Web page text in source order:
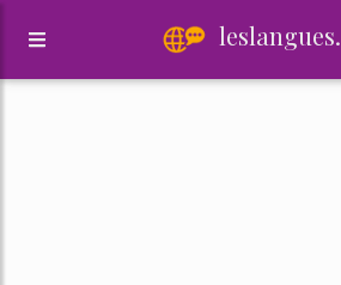
leslangues.